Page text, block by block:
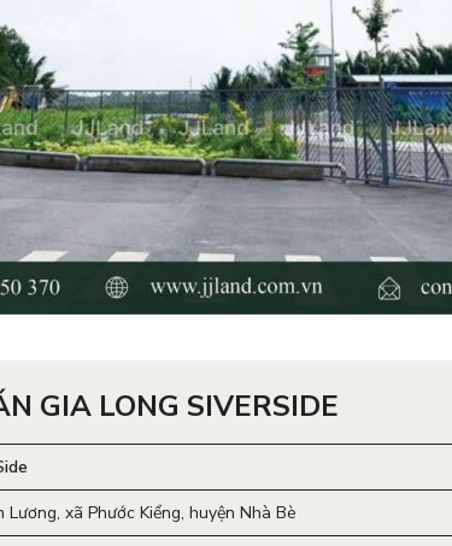
GIA LONG SIVERSIDE
Lương, xã Phước Kiểng, huyện Nhà Bè